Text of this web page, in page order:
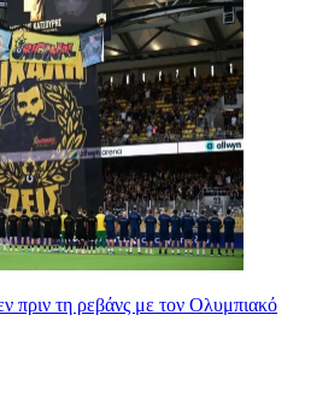
πριν τη ρεβάνς με τον Ολυμπιακό